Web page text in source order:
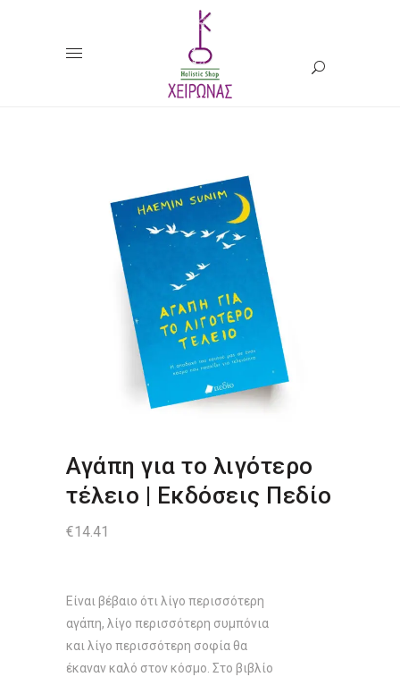
Αγάπη για το λιγότερο
τέλειο | Εκδόσεις Πεδίο
€14.41
Είναι βέβαιο ότι λίγο περισσότερη
αγάπη, λίγο περισσότερη συµπόνια
και λίγο περισσότερη σοφία θα
έκαναν καλό στον κόσµο. Στο βιβλίο